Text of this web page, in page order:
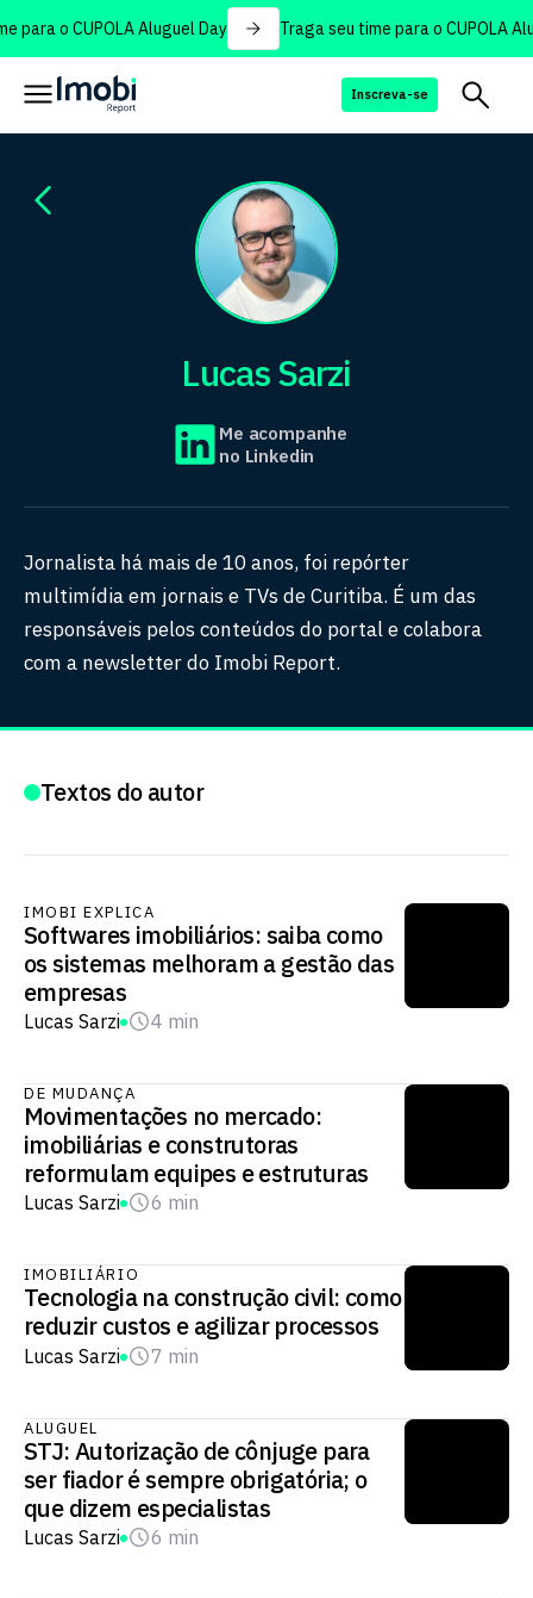
o CUPOLA Aluguel Day Traga seu time para o CUPOLA
Inscreva-se
Lucas Sarzi
Me acompanhe
no Linkedin
Jornalista há mais de 10 anos, foi repórter
multimídia em jornais e TVs de Curitiba. É um das
responsáveis pelos conteúdos do portal e colabora
com a newsletter do Imobi Report.
Textos do autor
IMOBI EXPLICA
Softwares imobiliários: saiba como
os sistemas melhoram a gestão das
empresas
Lucas Sarzi 4 min
DE MUDANÇA
Movimentações no mercado:
imobiliárias e construtoras
reformulam equipes e estruturas
Lucas Sarzi 6 min
IMOBILIÁRIO
Tecnologia na construção civil: como
reduzir custos e agilizar processos
Lucas Sarzi 7 min
ALUGUEL
STJ: Autorização de cônjuge para
ser fiador é sempre obrigatória; o
que dizem especialistas
Lucas Sarzi 6 min